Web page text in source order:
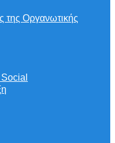
της Οργανωτικής